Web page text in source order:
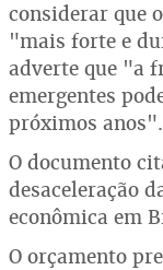
considerar que
"mais forte e
adverte que "a
emergentes
próximos anos".
O documento
desaceleração
econômica em
O orçamento